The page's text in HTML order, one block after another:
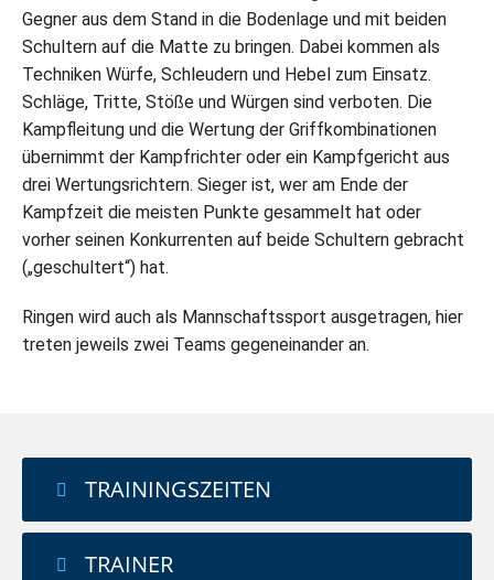
Gegner aus dem Stand in die Bodenlage und mit beiden
Schultern auf die Matte zu bringen. Dabei kommen als
Techniken Würfe, Schleudern und Hebel zum Einsatz.
Schläge, Tritte, Stöße und Würgen sind verboten. Die
Kampfleitung und die Wertung der Griffkombinationen
übernimmt der Kampfrichter oder ein Kampfgericht aus
drei Wertungsrichtern. Sieger ist, wer am Ende der
Kampfzeit die meisten Punkte gesammelt hat oder
vorher seinen Konkurrenten auf beide Schultern gebracht
(„geschultert“) hat.
Ringen wird auch als Mannschaftssport ausgetragen, hier
treten jeweils zwei Teams gegeneinander an.
TRAININGSZEITEN
TRAINER